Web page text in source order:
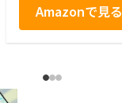
Amazonで見る